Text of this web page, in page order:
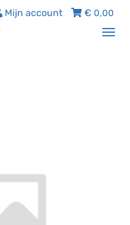
€ 0,00
Mijn account